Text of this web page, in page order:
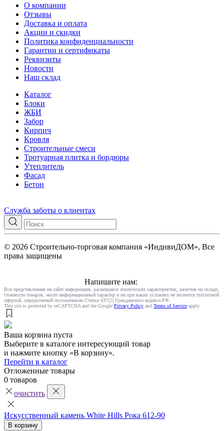
О компании
Отзывы
Доставка и оплата
Акции и скидки
Политика конфиденциальности
Гарантии и сертификаты
Реквизиты
Новости
Наш склад
Каталог
Блоки
ЖБИ
Забор
Кирпич
Кровля
Строительные смеси
Тротуарная плитка и бордюры
Утеплитель
Фасад
Бетон
Служба заботы о клиентах
© 2026 Строительно-торговая компания «ИндивиДОМ», Все
права защищены
Напишите нам:
Вся представленная на сайте информация, касающаяся технических характеристик, наличия на складе,
стоимости товаров, носит информационный характер и ни при каких условиях не является публичной
офертой, определяемой положениями Статьи 437(2) Гражданского кодекса РФ.
This site is protected by reCAPTCHA and the Google Privacy Policy and Terms of Service apply.
Ваша корзина пуста
Выберите в каталоге интересующий товар
и нажмите кнопку «В корзину».
Перейти в каталог
Отложенные товары
0 товаров
очистить
Искусственный камень White Hills Рока 612-90
В корзину